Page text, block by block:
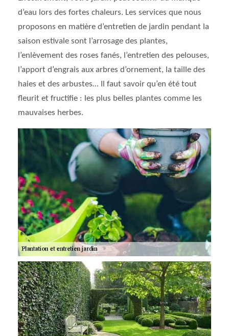
d’eau lors des fortes chaleurs. Les services que nous
proposons en matière d’entretien de jardin pendant la
saison estivale sont l’arrosage des plantes,
l’enlèvement des roses fanés, l’entretien des pelouses,
l’apport d’engrais aux arbres d’ornement, la taille des
haies et des arbustes… Il faut savoir qu’en été tout
fleurit et fructifie : les plus belles plantes comme les
mauvaises herbes.